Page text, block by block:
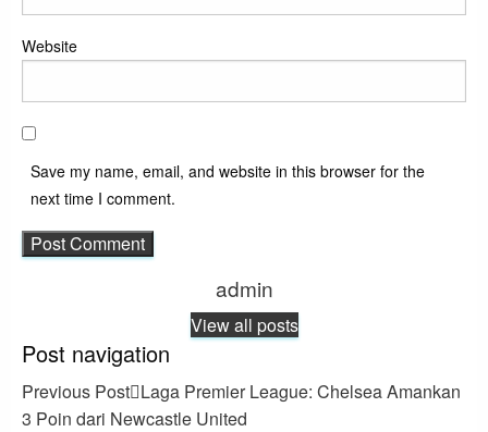
Website
Save my name, email, and website in this browser for the
next time I comment.
admin
View all posts
Post navigation
Previous Post Laga Premier League: Chelsea Amankan
3 Poin dari Newcastle United